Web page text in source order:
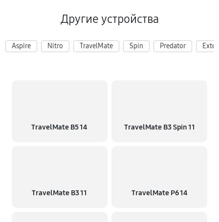
Другие устройства
Aspire Nitro TravelMate Spin Predator
TravelMate B5 14 TravelMate B3 Spin 11
TravelMate B3 11 TravelMate P6 14